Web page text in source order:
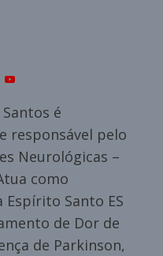
é
responsável pelo
Neurológicas –
como
Santo ES
de Dor de
de Parkinson,